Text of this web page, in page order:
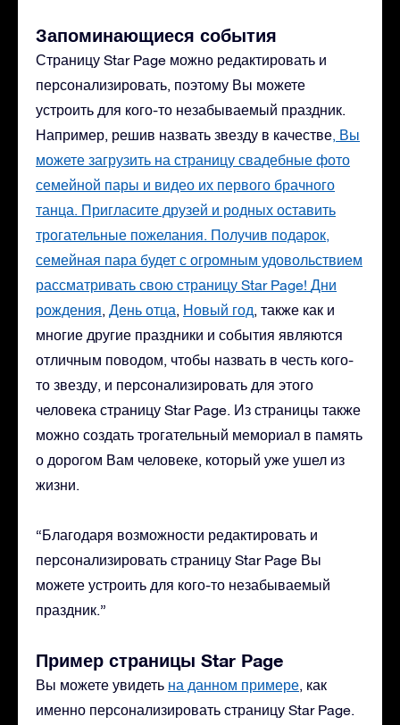
Запоминающиеся события
Страницу Star Page можно редактировать и
персонализировать, поэтому Вы можете
устроить для кого-то незабываемый праздник.
Например, решив назвать звезду в качестве, Вы
можете загрузить на страницу свадебные фото
семейной пары и видео их первого брачного
танца. Пригласите друзей и родных оставить
трогательные пожелания. Получив подарок,
семейная пара будет с огромным удовольствием
рассматривать свою страницу Star Page! Дни
рождения, День отца, Новый год, также как и
многие другие праздники и события являются
отличным поводом, чтобы назвать в честь кого-
то звезду, и персонализировать для этого
человека страницу Star Page. Из страницы также
можно создать трогательный мемориал в память
о дорогом Вам человеке, который уже ушел из
жизни.
“Благодаря возможности редактировать и
персонализировать страницу Star Page Вы
можете устроить для кого-то незабываемый
праздник.”
Пример страницы Star Page
Вы можете увидеть на данном примере, как
именно персонализировать страницу Star Page.